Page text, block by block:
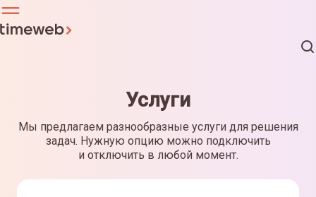
Услуги
Мы предлагаем разнообразные услуги для решения
задач. Нужную опцию можно подключить
и отключить в любой момент.